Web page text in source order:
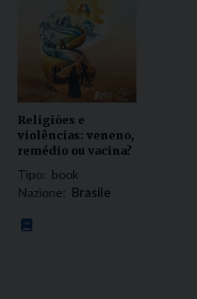
Religiões e
violências: veneno,
remédio ou vacina?
Tipo: book
Nazione: Brasile